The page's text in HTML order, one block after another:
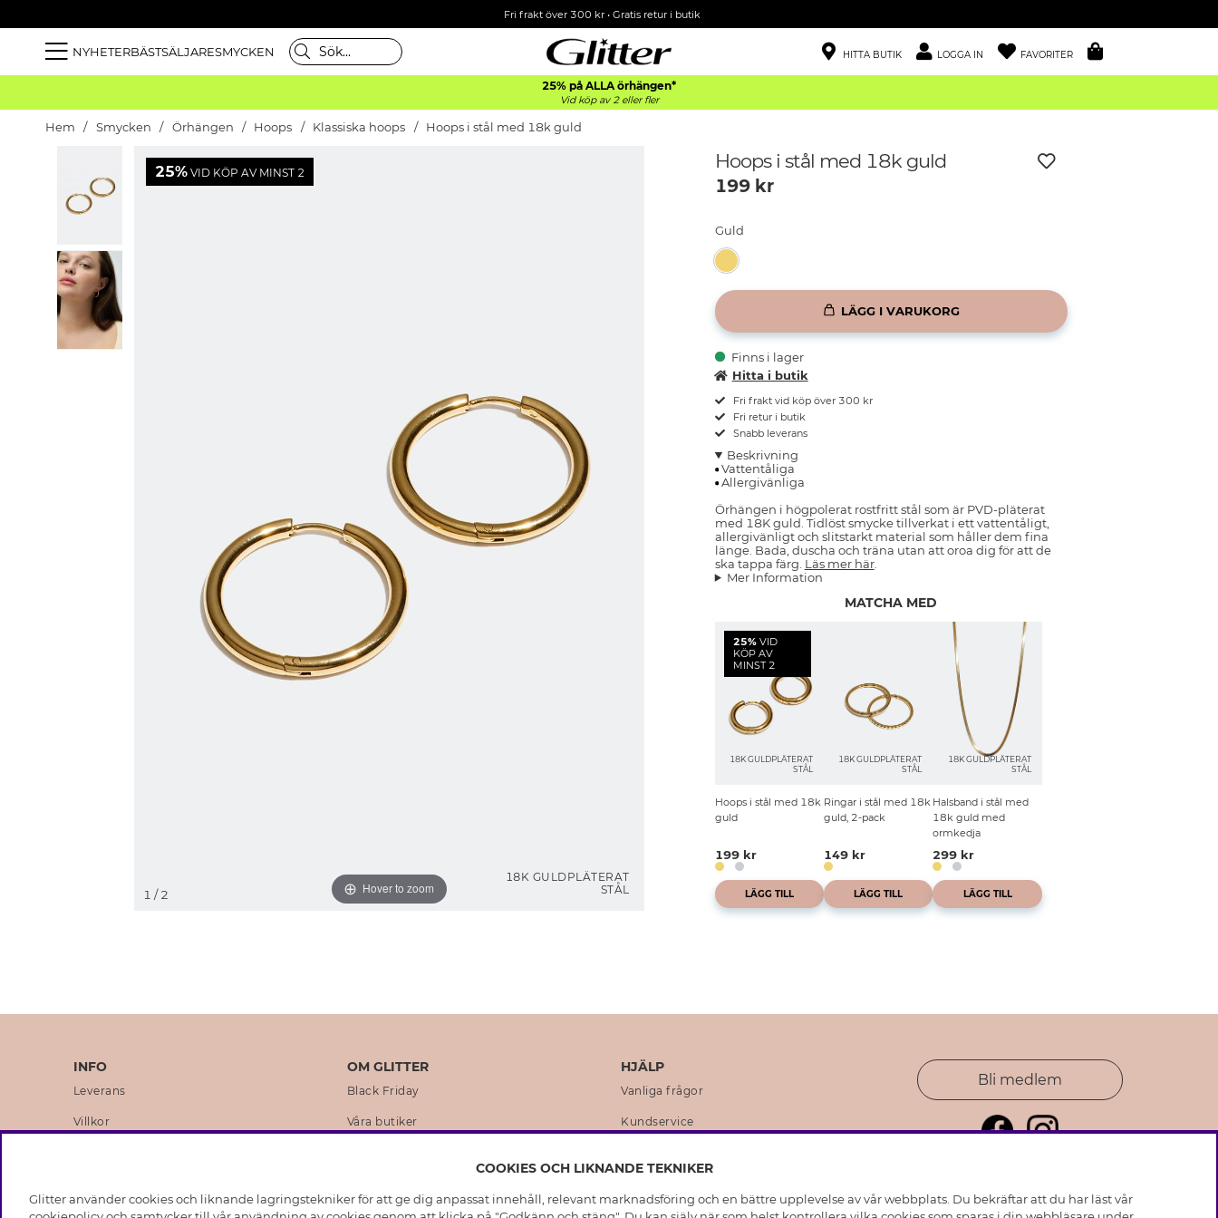
Fri frakt över 300 kr• Gratis retur i butik
NYHETERBÄSTSÄLJARESMYCKEN HITTA BUTIK LOGGA IN FAVORITER
25% på ALLA örhängen*
Vid köp av 2 eller fler
Hem Smycken Örhängen Hoops Klassiska hoops Hoops i stål med 18k guld
25% VID KÖP AV MINST 2
18K GULDPLÄTERAT
STÅL
Hover to zoom
1 / 2
Hoops i stål med 18k guld
199kr
Guld
LÄGG I VARUKORG
Finns i lager
Hitta i butik
Fri frakt vid köp över 300 kr
Fri retur i butik
Snabb leverans
Beskrivning
Vattentåliga
Allergivänliga
Örhängen i högpolerat rostfritt stål som är PVD-pläterat
med 18K guld. Tidlöst smycke tillverkat i ett vattentåligt,
allergivänligt och slitstarkt material som håller dem fina
länge. Bada, duscha och träna utan att oroa dig för att de
ska tappa färg. Läs mer här.
Mer Information
MATCHA MED
25%VID
KÖP AV
MINST 2
18K GULDPLÄTERAT
STÅL
Hoops i stål med 18k
guld
199 kr
LÄGG TILL
18K GULDPLÄTERAT
STÅL
Ringar i stål med 18k
guld, 2-pack
149 kr
LÄGG TILL
18K GULDPLÄTERAT
STÅL
Halsband i stål med
18k guld med
ormkedja
299 kr
LÄGG TILL
INFO
Leverans
Villkor
Medlemsvillkor
OM GLITTER
Black Friday
Våra butiker
Hållbarhet
HJÄLP
Vanliga frågor
Kundservice
Skötselråd skinnhandskar
Bli medlem
COOKIES OCH LIKNANDE TEKNIKER
Glitter använder cookies och liknande lagringstekniker för att ge dig anpassat innehåll, relevant marknadsföring och en bättre upplevelse av vår webbplats. Du bekräftar att du har läst vår